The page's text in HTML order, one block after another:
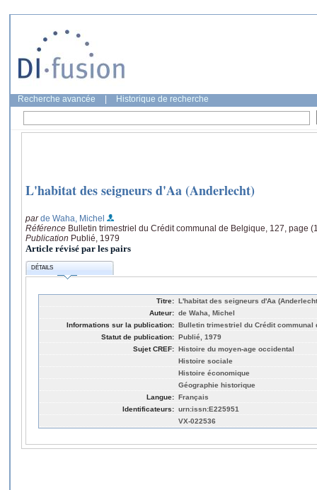
Recherche avancée Historique de recherche
L'habitat des seigneurs d'Aa (Anderlecht)
parde Waha, Michel
Référence Bulletin trimestriel du Crédit communal de Belgique, 127, page
Publication Publié, 1979
Article révisé par les pairs
DÉTAILS
Titre: L'habitat des seigneurs d'Aa
Auteur: de Waha, Michel
Informations sur la publication: Bulletin trimestriel du Crédit communal
Statut de publication: Publié, 1979
Sujet CREF: Histoire du moyen-age occidental
Histoire sociale
Histoire économique
Géographie historique
Langue: Français
Identificateurs: urn:issn:E225951
VX-022536